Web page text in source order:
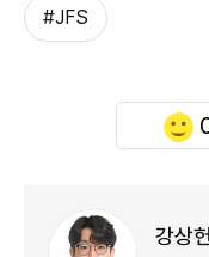
#JFS
강상